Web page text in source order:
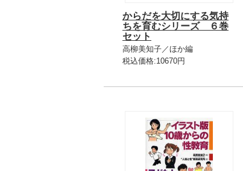
からだを大切にする気持
ちを育むシリーズ ６巻
セット
高柳美知子／ほか編
税込価格:10670円